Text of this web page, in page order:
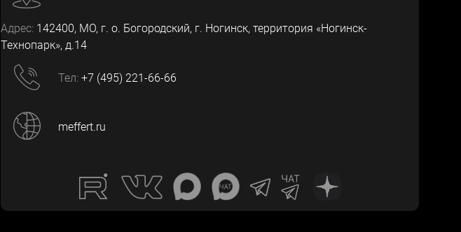
Адрес: 142400, МО, г. о. Богородский, г. Ногинск, территория «Ногинск-
Технопарк», д.14
Тел: +7 (495) 221-66-66
meffert.ru